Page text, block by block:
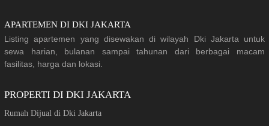
APARTEMEN DI DKI JAKARTA
Listing apartemen yang disewakan di wilayah Dki Jakarta untuk
sewa harian, bulanan sampai tahunan dari berbagai macam
fasilitas, harga dan lokasi.
PROPERTI DI DKI JAKARTA
Rumah Dijual di Dki Jakarta